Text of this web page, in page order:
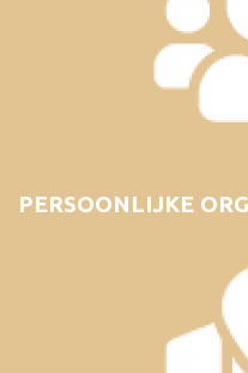
PERSOONLIJKE